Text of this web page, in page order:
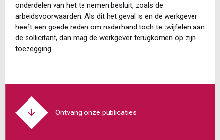
onderdelen van het te nemen besluit, zoals de
arbeidsvoorwaarden. Als dit het geval is en de werkgever
heeft een goede reden om naderhand toch te twijfelen aan
de sollicitant, dan mag de werkgever terugkomen op zijn
toezegging.
Ontvang onze publicaties